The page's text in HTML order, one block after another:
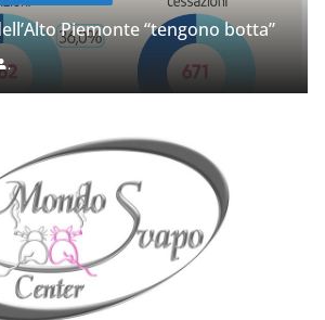
Piemonte “tengono botta”